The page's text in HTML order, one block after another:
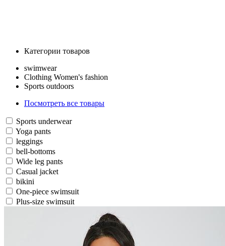
Категории товаров
swimwear
Clothing Women's fashion
Sports outdoors
Посмотреть все товары
Sports underwear
Yoga pants
leggings
bell-bottoms
Wide leg pants
Casual jacket
bikini
One-piece swimsuit
Plus-size swimsuit